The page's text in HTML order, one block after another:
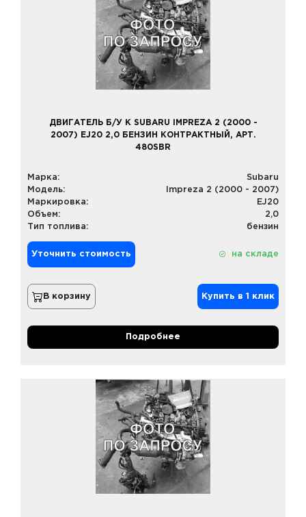
ДВИГАТЕЛЬ Б/У К SUBARU IMPREZA 2 (2000 -
2007) EJ20 2,0 БЕНЗИН КОНТРАКТНЫЙ, АРТ.
480SBR
Марка:
Subaru
Модель:
Impreza 2 (2000 - 2007)
Маркировка:
EJ20
Объем:
2,0
Тип топлива:
бензин
Уточнить стоимость на складе
В корзину Купить в 1 клик
Подробнее